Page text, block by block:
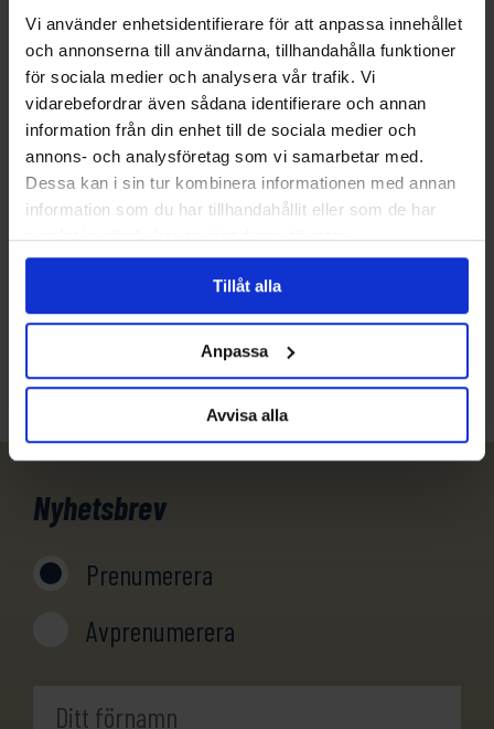
Vi använder enhetsidentifierare för att anpassa innehållet
och annonserna till användarna, tillhandahålla funktioner
för sociala medier och analysera vår trafik. Vi
vidarebefordrar även sådana identifierare och annan
information från din enhet till de sociala medier och
annons- och analysföretag som vi samarbetar med.
Dessa kan i sin tur kombinera informationen med annan
information som du har tillhandahållit eller som de har
samlat in när du har använt deras tjänster.
Tillåt alla
Anpassa
Avvisa alla
Frågor?
Har du funderingar eller vill veta mer om denna
produkt? Ring oss!
info@evertrek.se
Nyhetsbrev
Prenumerera
Avprenumerera